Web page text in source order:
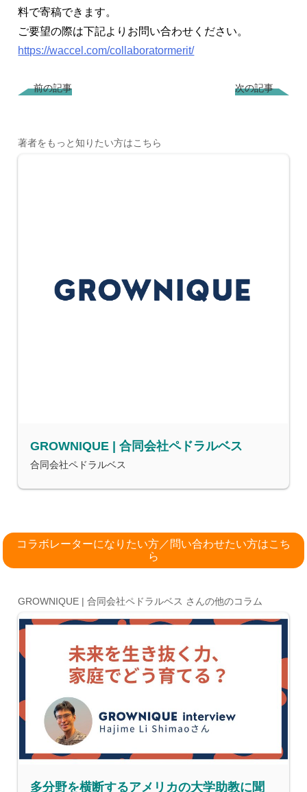
料で寄稿できます。
ご要望の際は下記よりお問い合わせください。
https://waccel.com/collaboratormerit/
前の記事 次の記事
著者をもっと知りたい方はこちら
GROWNIQUE | 合同会社ペドラルベス
合同会社ペドラルベス
コラボレーターになりたい方／問い合わせたい方はこち
ら
GROWNIQUE | 合同会社ペドラルベス さんの他のコラム
多分野を横断するアメリカの大学助教に聞